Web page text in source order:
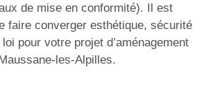
de mise en conformité). Il est
faire converger esthétique, sécurité
pour votre projet d’aménagement
les-Alpilles.